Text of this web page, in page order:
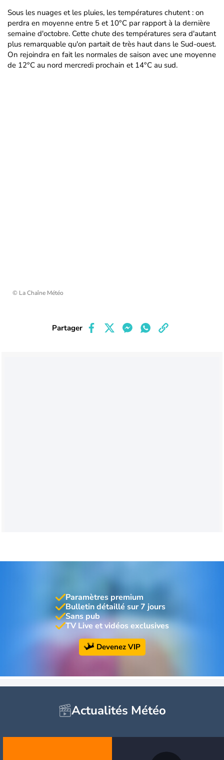
Sous les nuages et les pluies, les températures chutent : on
perdra en moyenne entre 5 et 10°C par rapport à la dernière
semaine d'octobre. Cette chute des températures sera d'autant
plus remarquable qu'on partait de très haut dans le Sud-ouest.
On rejoindra en fait les normales de saison avec une moyenne
de 12°C au nord mercredi prochain et 14°C au sud.
© La Chaîne Météo
Partager
Paramètres premium
Bulletin détaillé sur 7 jours
Sans pub
TV Live et vidéos exclusives
Devenez VIP
Actualités Météo